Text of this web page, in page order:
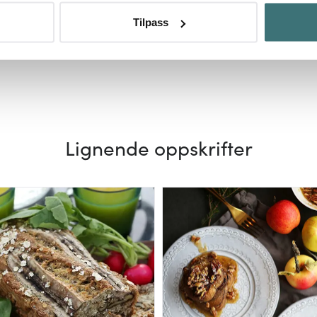
trekke tilbake ditt samtykke fra erklæringen om
å gi innhold og annonser et personlig preg, for å levere
Tilpass
Lignende oppskrifter